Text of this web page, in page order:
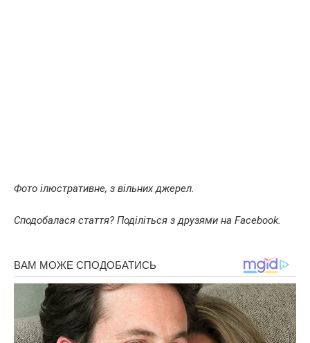
Фото ілюстративне, з вільних джерел.
Сподобалася стаття? Поділіться з друзями на Facebook.